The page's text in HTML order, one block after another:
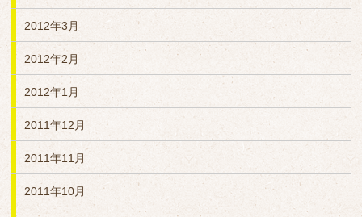
2012年3月
2012年2月
2012年1月
2011年12月
2011年11月
2011年10月